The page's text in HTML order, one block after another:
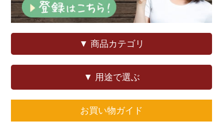
▼ 商品カテゴリ
▼ 用途で選ぶ
お買い物ガイド